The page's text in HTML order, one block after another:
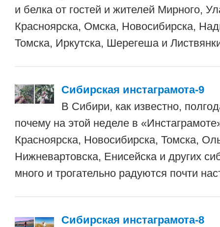
и белка от гостей и жителей Мирного,
Красноярска, Омска, Новосибирска,
Томска, Иркутска, Шерегеша и
Сибирская инстаграмота-9
В Сибири, как известно,
почему на этой неделе в
Красноярска, Новосибирска, Томска,
Нижневартовска, Енисейска и других
много и трогательно радуются почти
Сибирская инстаграмота-8